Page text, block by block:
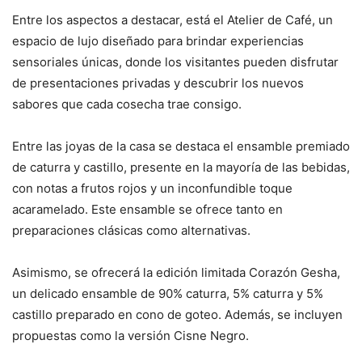
Entre los aspectos a destacar, está el Atelier de Café, un
espacio de lujo diseñado para brindar experiencias
sensoriales únicas, donde los visitantes pueden disfrutar
de presentaciones privadas y descubrir los nuevos
sabores que cada cosecha trae consigo.
Entre las joyas de la casa se destaca el ensamble premiado
de caturra y castillo, presente en la mayoría de las bebidas,
con notas a frutos rojos y un inconfundible toque
acaramelado. Este ensamble se ofrece tanto en
preparaciones clásicas como alternativas.
Asimismo, se ofrecerá la edición limitada Corazón Gesha,
un delicado ensamble de 90% caturra, 5% caturra y 5%
castillo preparado en cono de goteo. Además, se incluyen
propuestas como la versión Cisne Negro.